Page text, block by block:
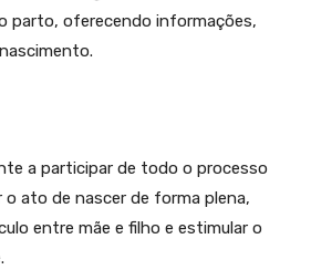
parto, oferecendo informações,
a participar de todo o processo
o ato de nascer de forma plena,
entre mãe e filho e estimular o